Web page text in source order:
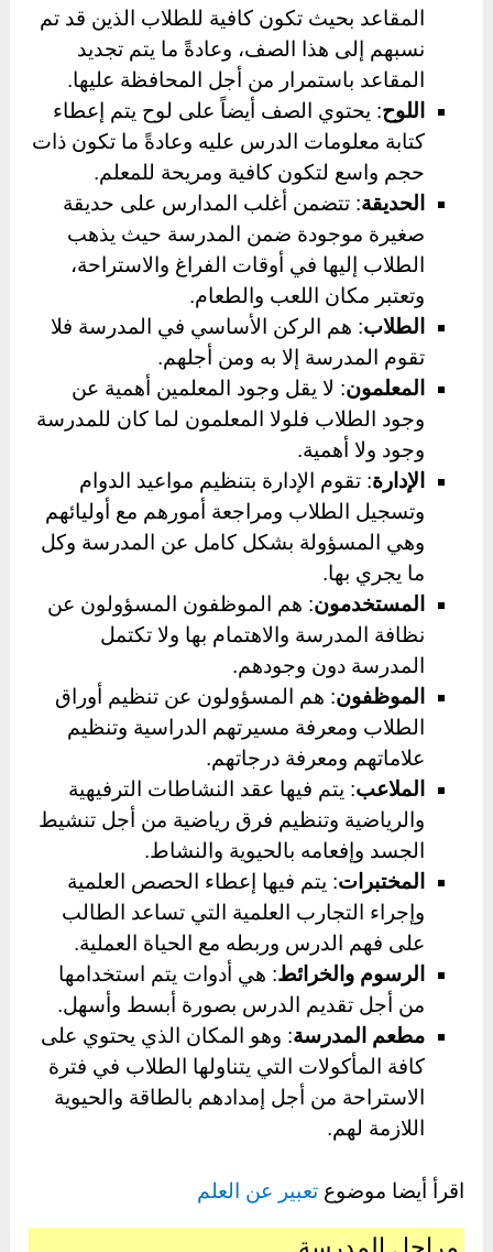
المقاعد بحيث تكون كافية للطلاب الذين قد تم
نسبهم إلى هذا الصف، وعادةً ما يتم تجديد
المقاعد باستمرار من أجل المحافظة عليها.
اللوح: يحتوي الصف أيضاً على لوح يتم إعطاء
كتابة معلومات الدرس عليه وعادةً ما تكون ذات
حجم واسع لتكون كافية ومريحة للمعلم.
الحديقة: تتضمن أغلب المدارس على حديقة
صغيرة موجودة ضمن المدرسة حيث يذهب
الطلاب إليها في أوقات الفراغ والاستراحة،
وتعتبر مكان اللعب والطعام.
الطلاب: هم الركن الأساسي في المدرسة فلا
تقوم المدرسة إلا به ومن أجلهم.
المعلمون: لا يقل وجود المعلمين أهمية عن
وجود الطلاب فلولا المعلمون لما كان للمدرسة
وجود ولا أهمية.
الإدارة: تقوم الإدارة بتنظيم مواعيد الدوام
وتسجيل الطلاب ومراجعة أمورهم مع أوليائهم
وهي المسؤولة بشكل كامل عن المدرسة وكل
ما يجري بها.
المستخدمون: هم الموظفون المسؤولون عن
نظافة المدرسة والاهتمام بها ولا تكتمل
المدرسة دون وجودهم.
الموظفون: هم المسؤولون عن تنظيم أوراق
الطلاب ومعرفة مسيرتهم الدراسية وتنظيم
علاماتهم ومعرفة درجاتهم.
الملاعب: يتم فيها عقد النشاطات الترفيهية
والرياضية وتنظيم فرق رياضية من أجل تنشيط
الجسد وإفعامه بالحيوية والنشاط.
المختبرات: يتم فيها إعطاء الحصص العلمية
وإجراء التجارب العلمية التي تساعد الطالب
على فهم الدرس وربطه مع الحياة العملية.
الرسوم والخرائط: هي أدوات يتم استخدامها
من أجل تقديم الدرس بصورة أبسط وأسهل.
مطعم المدرسة: وهو المكان الذي يحتوي على
كافة المأكولات التي يتناولها الطلاب في فترة
الاستراحة من أجل إمدادهم بالطاقة والحيوية
اللازمة لهم.
اقرأ أيضا موضوعتعبير عن العلم